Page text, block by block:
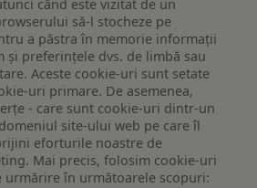
când este vizitat de un
să-l stocheze pe
a păstra în memorie informații
și preferințele dvs. de limbă sau
Aceste cookie-uri sunt setate
uri primare. De asemenea,
- care sunt cookie-uri dintr-un
site-ului web pe care îl
eforturile noastre de
Mai precis, folosim cookie-uri
urmărire în următoarele scopuri: